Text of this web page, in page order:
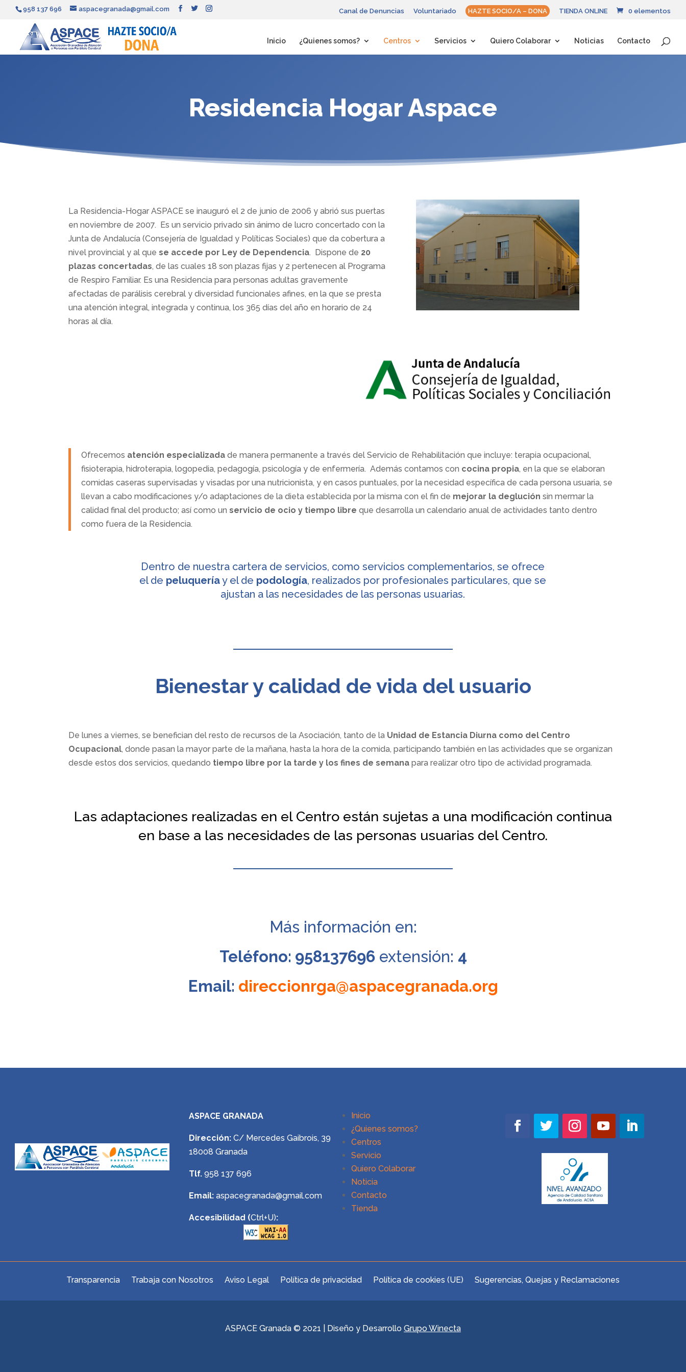
958 137 696 aspacegranada@gmail.com Canal de Denuncias Voluntariado HAZTE SOCIO/A – DONA TIENDA ONLINE 0 elementos
Inicio ¿Quienes somos? Centros Servicios Quiero Colaborar Noticias Contacto
Residencia Hogar Aspace
La Residencia-Hogar ASPACE se inauguró el 2 de junio de 2006 y abrió sus puertas
en noviembre de 2007. Es un servicio privado sin ánimo de lucro concertado con la
Junta de Andalucía (Consejería de Igualdad y Políticas Sociales) que da cobertura a
nivel provincial y al quese accede por Ley de Dependencia. Dispone de 20
plazas concertadas, de las cuales 18 son plazas fijas y 2 pertenecen al Programa
de Respiro Familiar. Es una Residencia para personas adultas gravemente
afectadas de parálisis cerebral y diversidad funcionales afines, en la que se presta
una atención integral, integrada y continua, los 365 días del año en horario de 24
horas al día.
Ofrecemos atención especializada de manera permanente a través del Servicio de Rehabilitación que incluye: terapia ocupacional,
fisioterapia, hidroterapia, logopedia, pedagogía, psicología y de enfermería. Además contamos con cocina propia, en la que se elaboran
comidas caseras supervisadas y visadas por una nutricionista, y en casos puntuales, por la necesidad específica de cada persona usuaria, se
llevan a cabo modificaciones y/o adaptaciones de la dieta establecida por la misma con el fin de mejorar la deglución sin mermar la
calidad final del producto; así como unservicio de ocio y tiempo libre que desarrolla un calendario anual de actividades tanto dentro
como fuera de la Residencia.
Dentro de nuestra cartera de servicios, como servicios complementarios, se ofrece
el de peluqueríay el de podología, realizados por profesionales particulares, que se
ajustan a las necesidades de las personas usuarias.
Bienestar y calidad de vida del usuario
De lunes a viernes, se benefician del resto de recursos de la Asociación, tanto de la Unidad de Estancia Diurna como del Centro
Ocupacional, donde pasan la mayor parte de la mañana, hasta la hora de la comida, participando también en las actividades que se organizan
desde estos dos servicios, quedando tiempo libre por la tarde y los fines de semana para realizar otro tipo de actividad programada.
Las adaptaciones realizadas en el Centro están sujetas a una modificación continua
en base a las necesidades de las personas usuarias del Centro.
Más información en:
Teléfono: 958137696extensión: 4
Email: direccionrga@aspacegranada.org
ASPACE GRANADA
Dirección: C/ Mercedes Gaibrois, 39
18008 Granada
Tlf. 958 137 696
Email: aspacegranada@gmail.com
Accesibilidad (Ctrl+U):
Inicio
¿Quienes somos?
Centros
Servicio
Quiero Colaborar
Noticia
Contacto
Tienda
Transparencia Trabaja con Nosotros Aviso Legal Política de privacidad Política de cookies (UE) Sugerencias, Quejas y Reclamaciones
ASPACE Granada © 2021 | Diseño y Desarrollo Grupo Winecta